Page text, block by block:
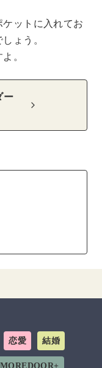
ットに入れてお
ょう。
。
ー
恋愛 結婚
MOREDOOR+